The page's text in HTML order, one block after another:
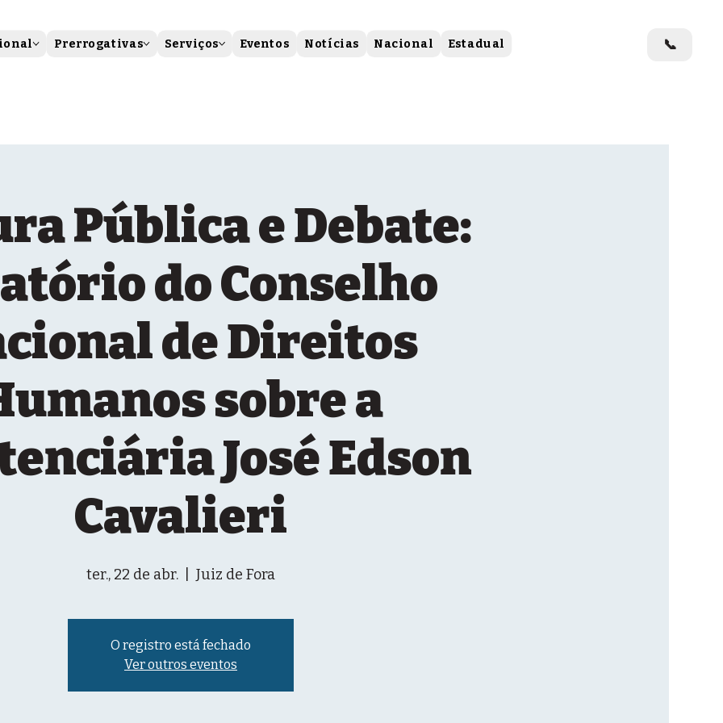
Prerrogativas Serviços Eventos Notícias Nacional Estadual 📞
Pública e Debate:
do Conselho
de Direitos
sobre a
José Edson
Cavalieri
ter., 22 de abr. Juiz de Fora
O registro está fechado
Ver outros eventos